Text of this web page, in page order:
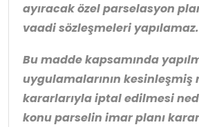
ayıracak özel parselasyon
vaadi sözleşmeleri yapılamaz.
Bu madde kapsamında
uygulamalarının kesinleşmiş
kararlarıyla iptal edilmesi
konu parselin imar planı